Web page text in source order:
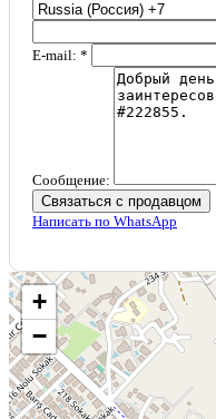
E-mail: *
Сообщение:
Связаться с продавцом
Написать по WhatsApp
+
−